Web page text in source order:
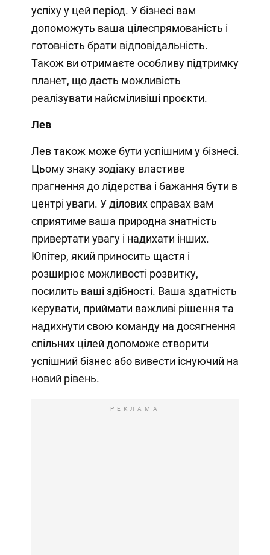
успіху у цей період. У бізнесі вам
допоможуть ваша цілеспрямованість і
готовність брати відповідальність.
Також ви отримаєте особливу підтримку
планет, що дасть можливість
реалізувати найсміливіші проєкти.
Лев
Лев також може бути успішним у бізнесі.
Цьому знаку зодіаку властиве
прагнення до лідерства і бажання бути в
центрі уваги. У ділових справах вам
сприятиме ваша природна знатність
привертати увагу і надихати інших.
Юпітер, який приносить щастя і
розширює можливості розвитку,
посилить ваші здібності. Ваша здатність
керувати, приймати важливі рішення та
надихнути свою команду на досягнення
спільних цілей допоможе створити
успішний бізнес або вивести існуючий на
новий рівень.
РЕКЛАМА